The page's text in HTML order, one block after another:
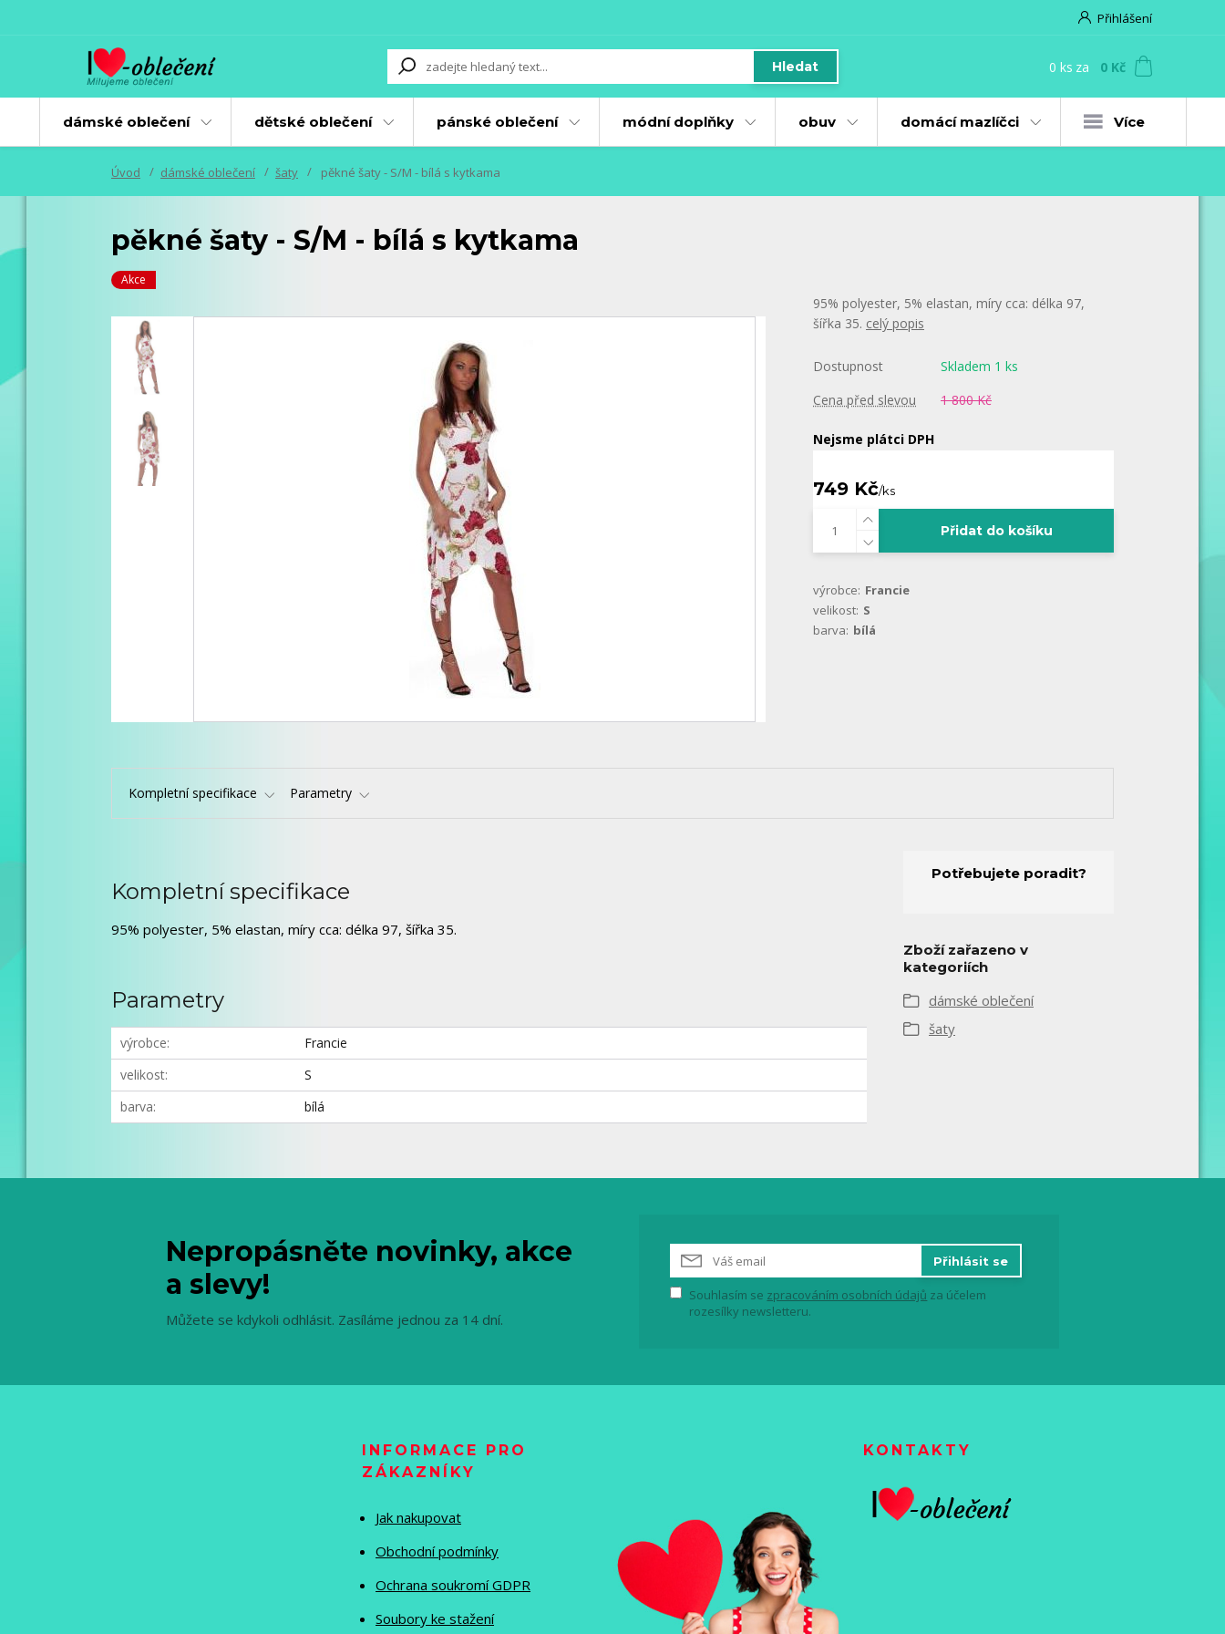
Přihlášení
Hledat 0 ks za 0 Kč
dámské oblečení dětské oblečení pánské oblečení módní doplňky obuv domácí mazlíčci Více
Úvod dámské oblečení šaty pěkné šaty - S/M - bílá s kytkama
pěkné šaty - S/M - bílá s kytkama
Akce
95% polyester, 5% elastan, míry cca: délka 97,
šířka 35. celý popis
Dostupnost
Skladem 1 ks
Cena před slevou
1 800 Kč
Nejsme plátci DPH
749 Kč/ks
Přidat do košíku
výrobce: Francie
velikost: S
barva: bílá
Kompletní specifikace Parametry
Kompletní specifikace
95% polyester, 5% elastan, míry cca: délka 97, šířka 35.
Parametry
výrobce
Francie
velikost
S
barva
bílá
Potřebujete poradit?
Zboží zařazeno v
kategoriích
dámské oblečení
šaty
Nepropásněte novinky, akce
a slevy!
Můžete se kdykoli odhlásit. Zasíláme jednou za 14 dní.
Přihlásit se
Souhlasím se zpracováním osobních údajů za účelem
rozesílky newsletteru.
INFORMACE PRO
ZÁKAZNÍKY
Jak nakupovat
Obchodní podmínky
Ochrana soukromí GDPR
Soubory ke stažení
KONTAKTY